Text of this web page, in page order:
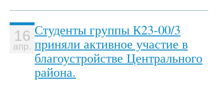
16
апр.
Студенты группы К23-00/3
приняли активное участие в
благоустройстве Центрального
района.